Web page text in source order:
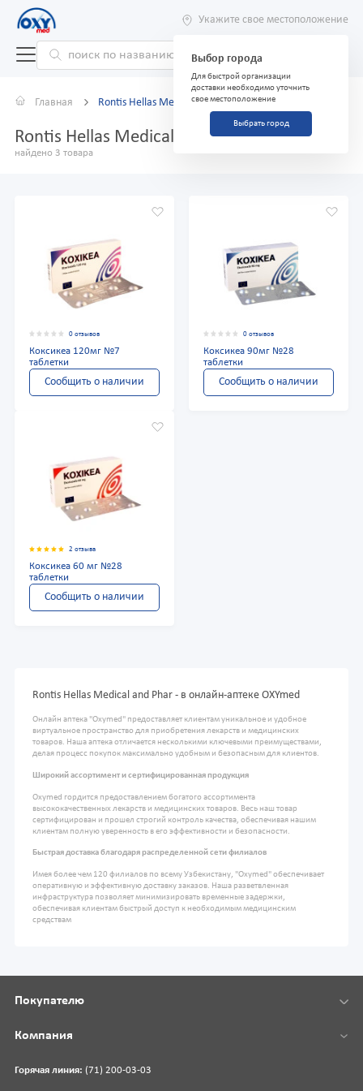
Укажите свое местоположение
Выбор города
Для быстрой организации
доставки необходимо уточнить
свое местоположение
Выбрать город
Главная Rontis Hellas Medical and Phar
Rontis Hellas Medical and Phar
найдено 3 товара
0 отзывов
Коксикеа 120мг №7
таблетки
Сообщить о наличии
0 отзывов
Коксикеа 90мг №28
таблетки
Сообщить о наличии
2 отзыва
Коксикеа 60 мг №28
таблетки
Сообщить о наличии
Rontis Hellas Medical and Phar - в онлайн-аптеке OXYmed
Онлайн аптека "Oxymed" предоставляет клиентам уникальное и удобное
виртуальное пространство для приобретения лекарств и медицинских
товаров. Наша аптека отличается несколькими ключевыми преимуществами,
делая процесс покупок максимально удобным и безопасным для клиентов.
Широкий ассортимент и сертифицированная продукция
Oxymed гордится предоставлением богатого ассортимента
высококачественных лекарств и медицинских товаров. Весь наш товар
сертифицирован и прошел строгий контроль качества, обеспечивая нашим
клиентам полную уверенность в его эффективности и безопасности.
Быстрая доставка благодаря распределенной сети филиалов
Имея более чем 120 филиалов по всему Узбекистану, "Oxymed" обеспечивает
оперативную и эффективную доставку заказов. Наша разветвленная
инфраструктура позволяет минимизировать временные задержки,
обеспечивая клиентам быстрый доступ к необходимым медицинским
средствам
Горячая линия: (71) 200-03-03
Покупателю
Компания